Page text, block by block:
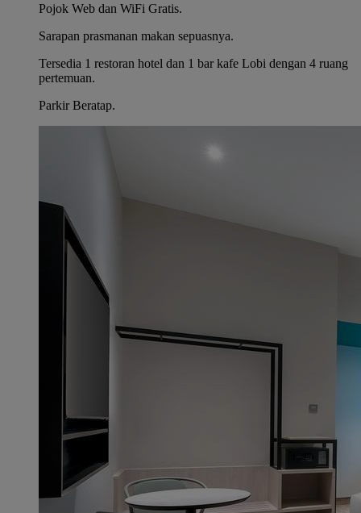
Pojok Web dan WiFi Gratis.
Sarapan prasmanan makan sepuasnya.
Tersedia 1 restoran hotel dan 1 bar kafe Lobi dengan 4 ruang
pertemuan.
Parkir Beratap.